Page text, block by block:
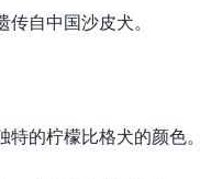
自中国沙皮犬。
的柠檬比格犬的颜色。